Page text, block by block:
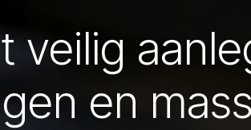
veilig
en